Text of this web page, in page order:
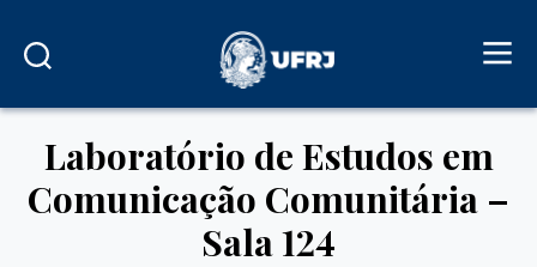
Laboratório de Estudos em
Comunicação Comunitária –
Sala 124